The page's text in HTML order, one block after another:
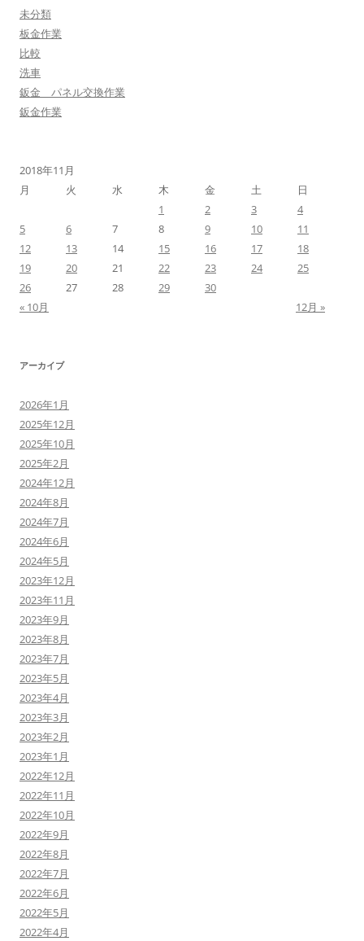
未分類
板金作業
比較
洗車
鈑金 パネル交換作業
鈑金作業
2018年11月
月
火 水 木 金 土
日
1
2 3
4
5
6 7 8 9 10
11
12
13 14 15 16 17
18
19
20 21 22 23 24
25
26
27 28 29
30
« 10月
12月 »
アーカイブ
2026年1月
2025年12月
2025年10月
2025年2月
2024年12月
2024年8月
2024年7月
2024年6月
2024年5月
2023年12月
2023年11月
2023年9月
2023年8月
2023年7月
2023年5月
2023年4月
2023年3月
2023年2月
2023年1月
2022年12月
2022年11月
2022年10月
2022年9月
2022年8月
2022年7月
2022年6月
2022年5月
2022年4月